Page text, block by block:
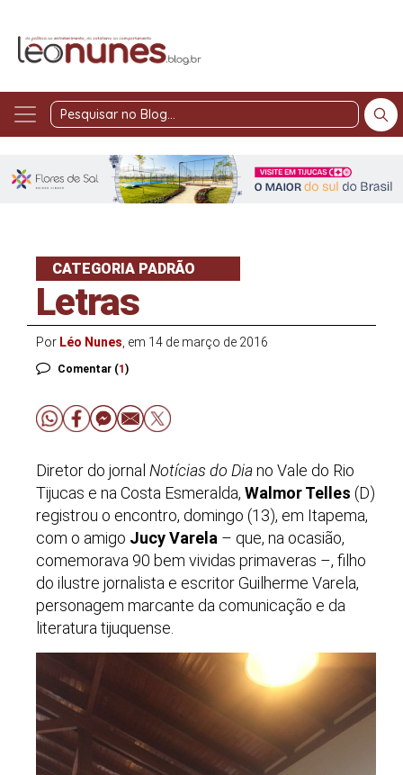
Pesquisar
Blog
CATEGORIA PADRÃO
Letras
Por Léo Nunes , em 14 de março de 2016
Comentar (1)
Diretor do jornal Notícias do Diano Vale do Rio
Tijucas e na Costa Esmeralda, Walmor Telles (D)
registrou o encontro, domingo (13), em Itapema,
com o amigo Jucy Varela – que, na ocasião,
comemorava 90 bem vividas primaveras –, filho
do ilustre jornalista e escritor Guilherme Varela,
personagem marcante da comunicação e da
literatura tijuquense.